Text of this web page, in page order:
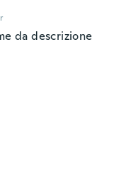
da descrizione